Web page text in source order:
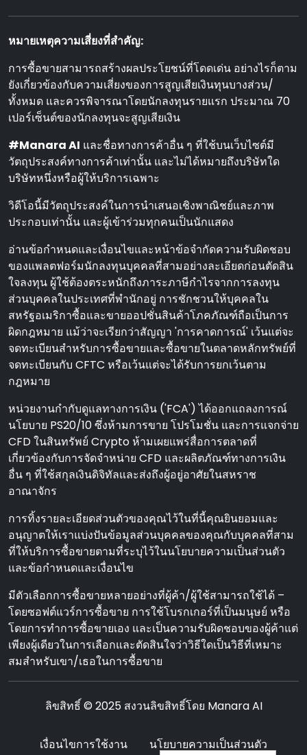
หมายเหตุความเสี่ยงที่สําคัญ:
การซื้อขายสามารถสร้างผลประโยชน์ที่โดดเด่น อย่างไรก็ตาม
ยังเกี่ยวข้องกับความเสี่ยงของการสูญเสียเงินทุนบางส่วน/
ทั้งหมด และควรพิจารณาโดยนักลงทุนรายแรก ประมาณ 70
เปอร์เซ็นต์ของนักลงทุนจะสูญเสียเงิน
#Manara AI และชื่อทางการค้าอื่น ๆ ที่ใช้บนเว็บไซต์มี
วัตถุประสงค์ทางการค้าเท่านั้น และไม่ได้หมายถึงบริษัทใด
บริษัทหนึ่งหรือผู้ให้บริการเฉพาะ
วิดีโอนี้มีวัตถุประสงค์ในการนําเสนอเชิงพาณิชย์และภาพ
ประกอบเท่านั้น และผู้เข้าร่วมทุกคนเป็นนักแสดง
อ่านข้อกําหนดและเงื่อนไขและหน้าข้อจํากัดความรับผิดชอบ
ของแพลตฟอร์มนักลงทุนบุคคลที่สามอย่างละเอียดก่อนตัดสิน
ใจลงทุน ผู้ใช้ต้องตระหนักถึงภาระภาษีกําไรจากการลงทุน
ส่วนบุคคลในประเทศที่พํานักอยู่ การชักชวนให้บุคคลใน
สหรัฐอเมริกาซื้อและขายออปชั่นสินค้าโภคภัณฑ์ถือเป็นการ
ผิดกฎหมาย แม้ว่าจะเรียกว่าสัญญา 'การคาดการณ์' เว้นแต่จะ
จดทะเบียนสําหรับการซื้อขายและซื้อขายในตลาดหลักทรัพย์ที่
จดทะเบียนกับ CFTC หรือเว้นแต่จะได้รับการยกเว้นตาม
กฎหมาย
หน่วยงานกํากับดูแลทางการเงิน ('FCA') ได้ออกแถลงการณ์
นโยบาย PS20/10 ซึ่งห้ามการขาย โปรโมชั่น และการแจกจ่าย
CFD ในสินทรัพย์ Crypto ห้ามเผยแพร่สื่อการตลาดที่
เกี่ยวข้องกับการจัดจําหน่าย CFD และผลิตภัณฑ์ทางการเงิน
อื่น ๆ ที่ใช้สกุลเงินดิจิทัลและส่งถึงผู้อยู่อาศัยในสหราช
อาณาจักร
การทิ้งรายละเอียดส่วนตัวของคุณไว้ในที่นี้คุณยินยอมและ
อนุญาตให้เราแบ่งปันข้อมูลส่วนบุคคลของคุณกับบุคคลที่สาม
ที่ให้บริการซื้อขายตามที่ระบุไว้ในนโยบายความเป็นส่วนตัว
และข้อกําหนดและเงื่อนไข
มีตัวเลือกการซื้อขายหลายอย่างที่ผู้ค้า/ผู้ใช้สามารถใช้ได้ –
โดยซอฟต์แวร์การซื้อขาย การใช้โบรกเกอร์ที่เป็นมนุษย์ หรือ
โดยการทําการซื้อขายเอง และเป็นความรับผิดชอบของผู้ค้าแต่
เพียงผู้เดียวในการเลือกและตัดสินใจว่าวิธีใดเป็นวิธีที่เหมาะ
สมสําหรับเขา/เธอในการซื้อขาย
ลิขสิทธิ์ © 2025 สงวนลิขสิทธิ์โดย Manara AI
เงื่อนไขการใช้งาน
นโยบายความเป็นส่วนตัว